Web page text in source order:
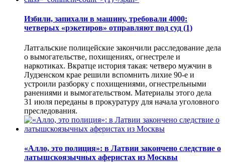
Избили, запихали в машину, требовали 4000:
четверых «рэкетиров» отправляют под суд (1)
Латгальские полицейские закончили расследование дела
о вымогательстве, похищениях, огнестреле и
наркотиках. Вкратце история такая: четверо мужчин в
Лудзенском крае решили вспомнить лихие 90-е и
устроили разборку с похищениями, огнестрельными
ранениями и вымогательством. Материалы этого дела
31 июля переданы в прокуратуру для начала уголовного
преследования.
«Алло, это полиция»: в Латвии закончено следствие о
латышскоязычных аферистах из Москвы